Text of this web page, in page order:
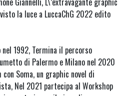
la luce a LuccaChG 2022 edito
1992, Termina il percorso
di Palermo e Milano nel 2020
Soma, un graphic novel di
Nel 2021 partecipa al Workshop